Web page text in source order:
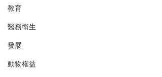
教育
醫務衛生
發展
動物權益